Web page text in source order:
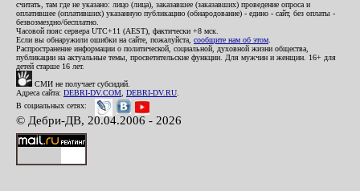
считать, там где не указано: лицо (лица), заказавшее (заказавших) проведение опроса и
оплатившее (оплативших) указанную публикацию (обнародование) - едино - сайт, без оплаты -
безвозмездно/бесплатно.
Часовой пояс сервера UTC+11 (AEST), фактически +8 мск.
Если вы обнаружили ошибки на сайте, пожалуйста, сообщите нам об этом
Распространение информации о политической, социальной, духовной жизни общества,
публикации на актуальные темы, просветительские функции. Для мужчин и женщин. 16+ для
детей старше 16 лет.
СМИ не получает субсидий.
Адреса сайта: DEBRI-DV.COM DEBRI-DV.RU
В социальных сетях:
© Дебри-ДВ, 20.04.2006 - 2026